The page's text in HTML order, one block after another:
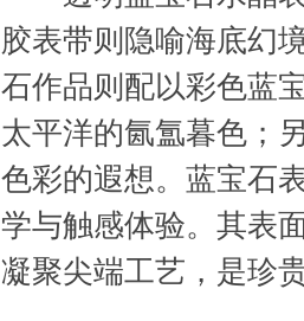
胶表带则隐喻海底幻
石作品则配以彩色蓝
太平洋的氤氲暮色；
色彩的遐想。蓝宝石
学与触感体验。其表
凝聚尖端工艺，是珍